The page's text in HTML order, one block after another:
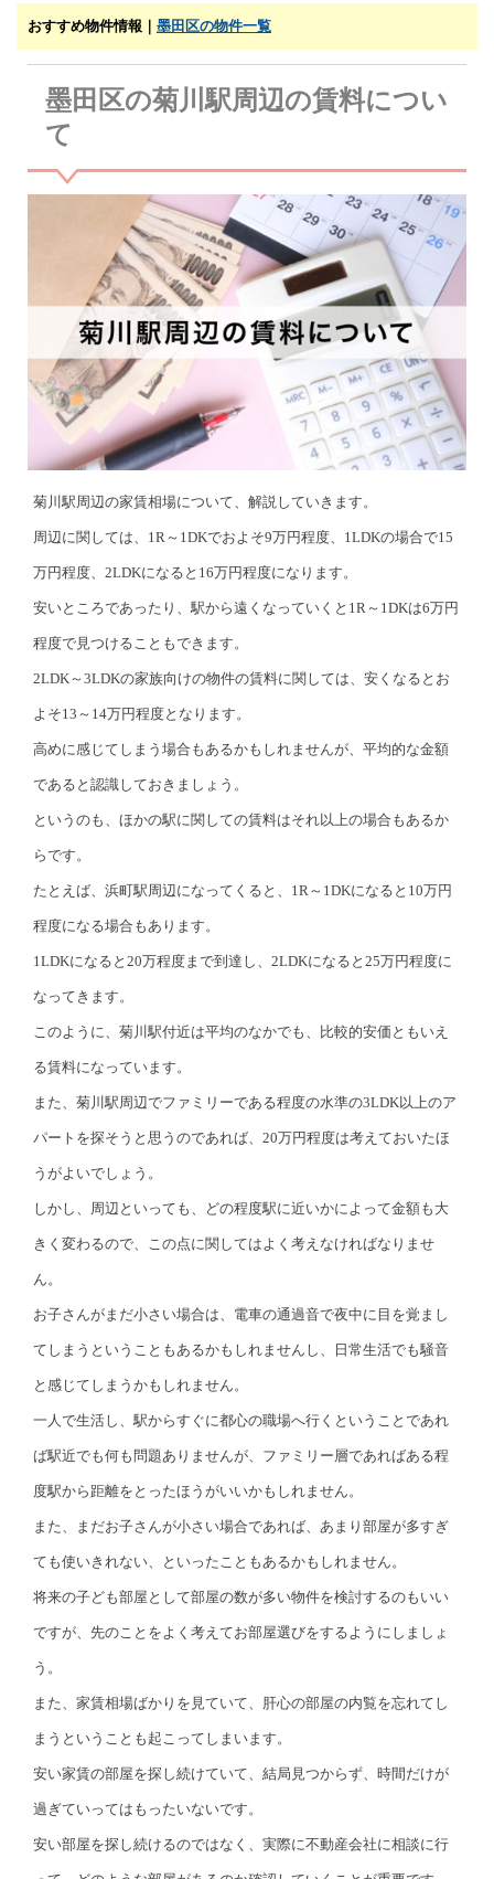
おすすめ物件情報｜ 墨田区の物件一覧
墨田区の菊川駅周辺の賃料につい
て
菊川駅周辺の家賃相場について、解説していきます。
周辺に関しては、1R～1DKでおよそ9万円程度、1LDKの場合で15
万円程度、2LDKになると16万円程度になります。
安いところであったり、駅から遠くなっていくと1R～1DKは6万円
程度で見つけることもできます。
2LDK～3LDKの家族向けの物件の賃料に関しては、安くなるとお
よそ13～14万円程度となります。
高めに感じてしまう場合もあるかもしれませんが、平均的な金額
であると認識しておきましょう。
というのも、ほかの駅に関しての賃料はそれ以上の場合もあるか
らです。
たとえば、浜町駅周辺になってくると、1R～1DKになると10万円
程度になる場合もあります。
1LDKになると20万程度まで到達し、2LDKになると25万円程度に
なってきます。
このように、菊川駅付近は平均のなかでも、比較的安価ともいえ
る賃料になっています。
また、菊川駅周辺でファミリーである程度の水準の3LDK以上のア
パートを探そうと思うのであれば、20万円程度は考えておいたほ
うがよいでしょう。
しかし、周辺といっても、どの程度駅に近いかによって金額も大
きく変わるので、この点に関してはよく考えなければなりませ
ん。
お子さんがまだ小さい場合は、電車の通過音で夜中に目を覚まし
てしまうということもあるかもしれませんし、日常生活でも騒音
と感じてしまうかもしれません。
一人で生活し、駅からすぐに都心の職場へ行くということであれ
ば駅近でも何も問題ありませんが、ファミリー層であればある程
度駅から距離をとったほうがいいかもしれません。
また、まだお子さんが小さい場合であれば、あまり部屋が多すぎ
ても使いきれない、といったこともあるかもしれません。
将来の子ども部屋として部屋の数が多い物件を検討するのもいい
ですが、先のことをよく考えてお部屋選びをするようにしましょ
う。
また、家賃相場ばかりを見ていて、肝心の部屋の内覧を忘れてし
まうということも起こってしまいます。
安い家賃の部屋を探し続けていて、結局見つからず、時間だけが
過ぎていってはもったいないです。
安い部屋を探し続けるのではなく、実際に不動産会社に相談に行